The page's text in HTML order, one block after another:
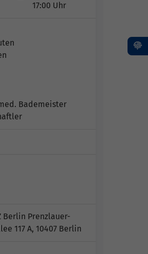
17:00 Uhr
Bademeister
Berlin Prenzlauer-
117 A, 10407 Berlin